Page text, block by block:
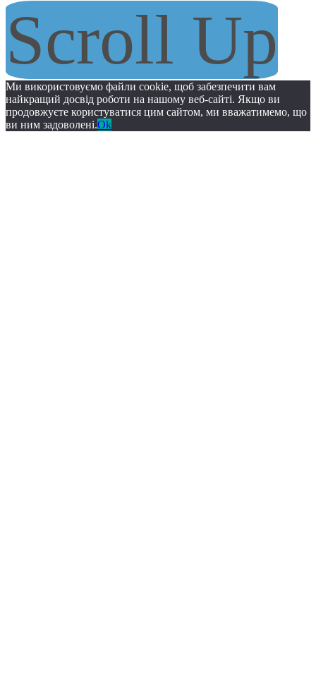
Scroll Up
Ми використовуємо файли cookie, щоб забезпечити вам
найкращий досвід роботи на нашому веб-сайті. Якщо ви
продовжуєте користуватися цим сайтом, ми вважатимемо, що
ви ним задоволені.Ok